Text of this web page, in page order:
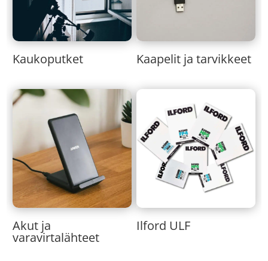
Kaukoputket Kaapelit ja tarvikkeet
Akut ja
varavirtalähteet
Ilford ULF